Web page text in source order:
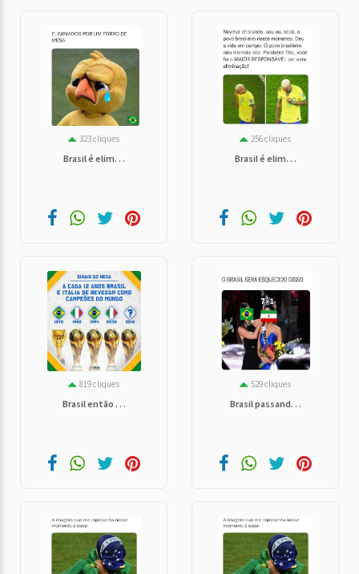
323 cliques
Brasil é elim. . .
256 cliques
Brasil é elim. . .
819 cliques
Brasil então . . .
529 cliques
Brasil passand. . .